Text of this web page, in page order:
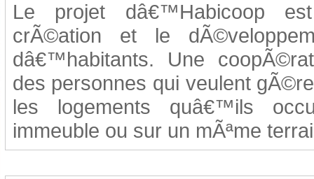
Le projet dâ€™Habicoop
crÃ©ation et le
dâ€™habitants. Une
des personnes qui veulent
les logements quâ€™ils
immeuble ou sur un mÃªme